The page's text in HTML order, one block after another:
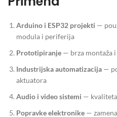
Arduino i ESP32 projekti —
modula i periferija
Prototipiranje — brza montaža
Industrijska automatizacija —
aktuatora
Audio i video sistemi —
Popravke elektronike —